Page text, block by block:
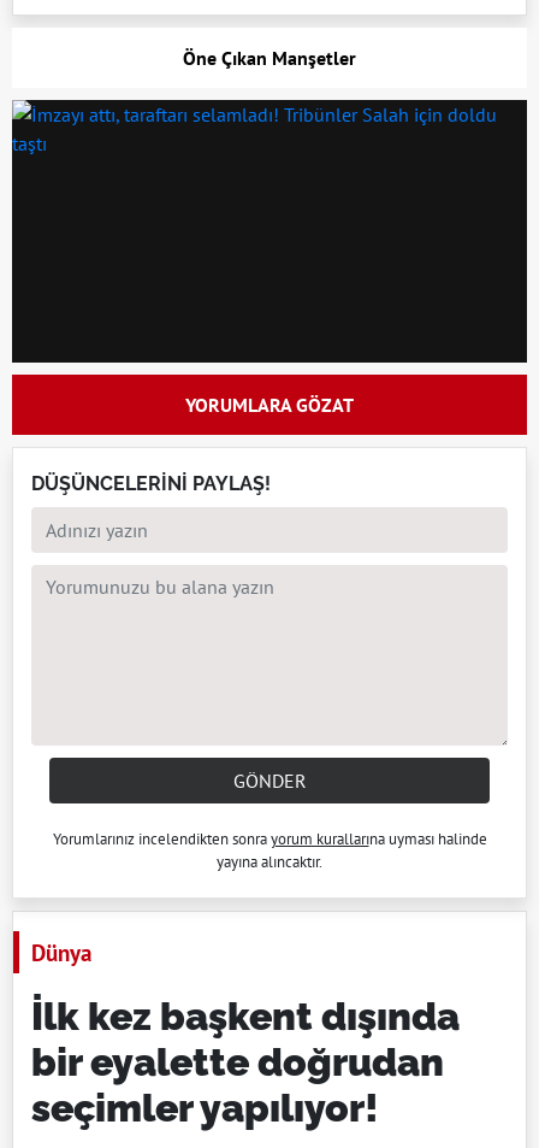
Öne Çıkan Manşetler
YORUMLARA GÖZAT
DÜŞÜNCELERİNİ PAYLAŞ!
GÖNDER
Yorumlarınız incelendikten sonrayorum kurallarına uyması halinde
yayına alıncaktır.
Dünya
İlk kez başkent dışında
bir eyalette doğrudan
seçimler yapılıyor!